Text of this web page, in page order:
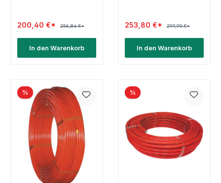
200,40 €* 256,84 €*
In den Warenkorb
253,80 €* 299,90 €*
In den Warenkorb
% %